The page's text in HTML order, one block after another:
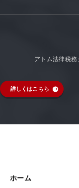
アトム法律税
詳しくはこちら
ホーム